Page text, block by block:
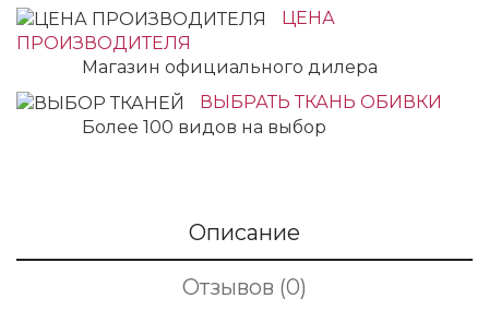
ЦЕНА
ПРОИЗВОДИТЕЛЯ
Магазин официального дилера
ВЫБРАТЬ ТКАНЬ ОБИВКИ
Более 100 видов на выбор
Описание
Отзывов (0)